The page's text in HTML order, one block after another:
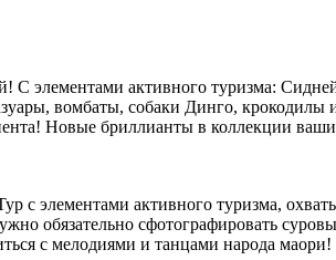
С элементами активного туризма:
вомбаты, собаки Динго,
Новые бриллианты в коллекции
с элементами активного туризма,
обязательно сфотографировать
с мелодиями и танцами народа маори!